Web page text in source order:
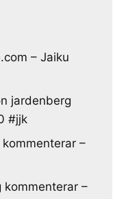
– Jaiku
jardenberg
#jjk
–
kommenterar –